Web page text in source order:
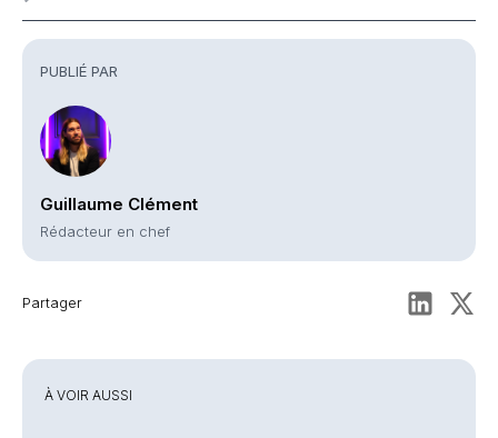
PUBLIÉ PAR
Guillaume Clément
Rédacteur en chef
Partager
À VOIR AUSSI